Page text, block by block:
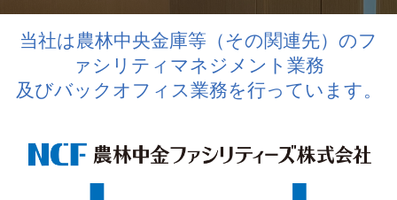
当社は農林中央金庫等（その関連先）のフ
ァシリティマネジメント業務
及びバックオフィス業務を行っています。